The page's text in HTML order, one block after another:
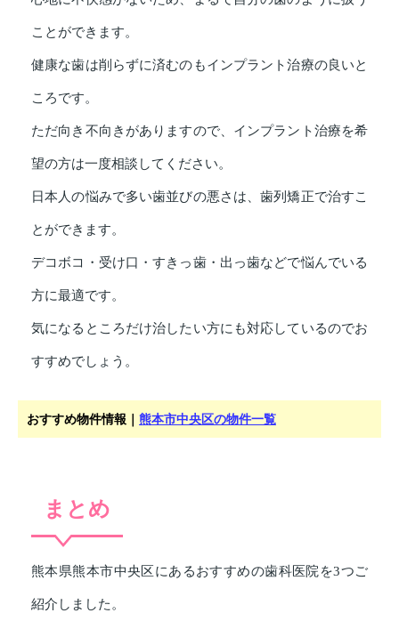
ことができます。
健康な歯は削らずに済むのもインプラント治療の良いと
ころです。
ただ向き不向きがありますので、インプラント治療を希
望の方は一度相談してください。
日本人の悩みで多い歯並びの悪さは、歯列矯正で治すこ
とができます。
デコボコ・受け口・すきっ歯・出っ歯などで悩んでいる
方に最適です。
気になるところだけ治したい方にも対応しているのでお
すすめでしょう。
おすすめ物件情報｜ 熊本市中央区の物件一覧
まとめ
熊本県熊本市中央区にあるおすすめの歯科医院を3つご
紹介しました。